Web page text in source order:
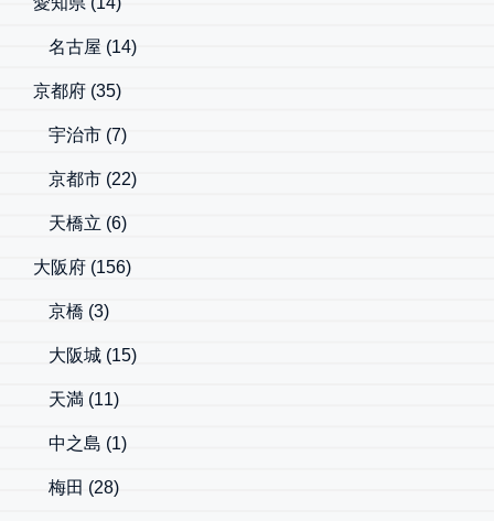
名古屋 (14)
京都府 (35)
宇治市 (7)
京都市 (22)
天橋立 (6)
大阪府 (156)
京橋 (3)
大阪城 (15)
天満 (11)
中之島 (1)
梅田 (28)